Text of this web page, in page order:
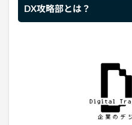
DX攻略部とは？